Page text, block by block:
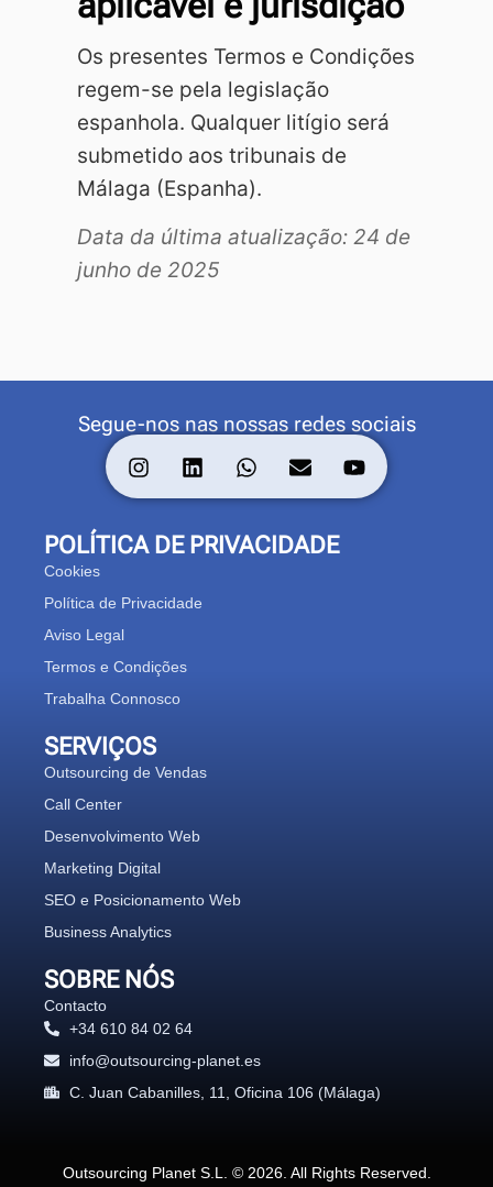
Os presentes Termos e Condições
regem-se pela legislação
espanhola. Qualquer litígio será
submetido aos tribunais de
Málaga (Espanha).
Data da última atualização: 24 de
junho de 2025
Segue-nos nas nossas redes sociais
POLÍTICA DE PRIVACIDADE
Cookies
Política de Privacidade
Aviso Legal
Termos e Condições
Trabalha Connosco
SERVIÇOS
Outsourcing de Vendas
Call Center
Desenvolvimento Web
Marketing Digital
SEO e Posicionamento Web
Business Analytics
SOBRE NÓS
Contacto
+34 610 84 02 64
info@outsourcing-planet.es
C. Juan Cabanilles, 11, Oficina 106 (Málaga)
Outsourcing Planet S.L. © 2026. All Rights Reserved.